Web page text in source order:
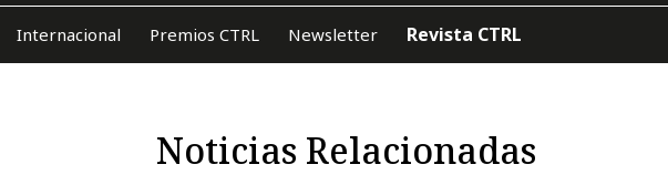
Internacional Premios CTRL Newsletter Revista CTRL
Noticias Relacionadas